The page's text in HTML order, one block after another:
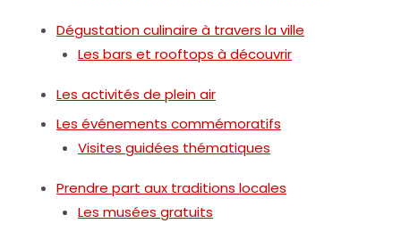
Dégustation culinaire à travers la ville
Les bars et rooftops à découvrir
Les activités de plein air
Les événements commémoratifs
Visites guidées thématiques
Prendre part aux traditions locales
Les musées gratuits